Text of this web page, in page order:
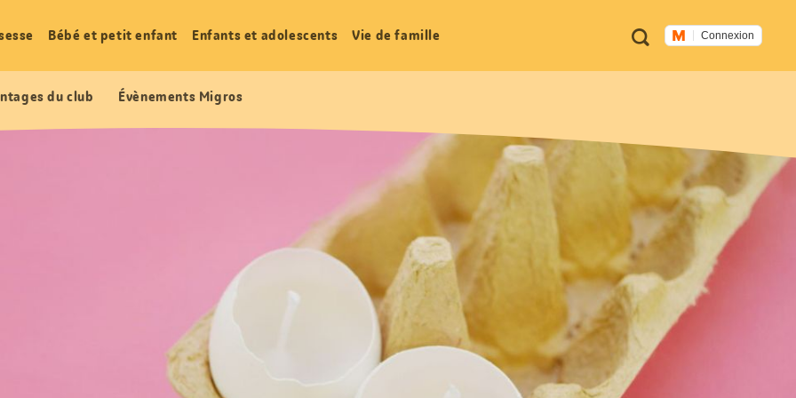
Métanavigation
RechercheConnexion
Bébé et petit enfant Enfants et adolescents Vie de famille
du club Évènements Migros